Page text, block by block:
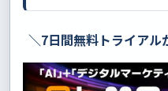
＼7日間無料トライアル